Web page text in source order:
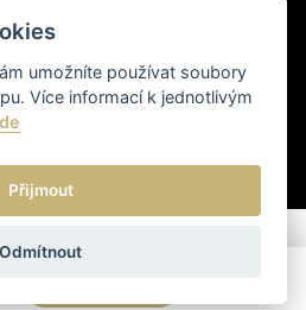
Vytvořilo INIZIO Internet Media s.r.o.|
cookies
umožníte používat soubory
Přijmout
Odmítnout